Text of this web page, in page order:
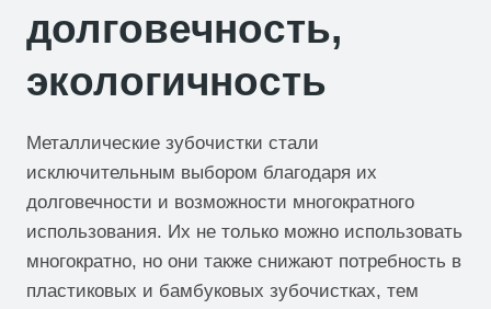
долговечность,
экологичность
Металлические зубочистки стали
исключительным выбором благодаря их
долговечности и возможности многократного
использования. Их не только можно использовать
многократно, но они также снижают потребность в
пластиковых и бамбуковых зубочистках, тем